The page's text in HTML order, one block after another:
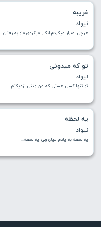
غریبه
نیواد
ﻫﺮﭼﻰ اﺻﺮار ﻣﻴﻜﺮدم اﻧﻜﺎر ﻣﻴﻜﺮدی ﻣﻨﻮ ﺑﻪ رﻓﺘﻦ...
تو که میدونی
نیواد
ﺗﻮ ﺗﻨﻬﺎ ﻛﺴﻰ ﻫﺴﺘﻰ ﻛﻪ ﻣﻦ وﻗﺘﻰ ﻧﺰدﻳﻜﺘﻢ...
یه لحظه
نیواد
یه لحظه به یادم میای ولی یه لحظه...